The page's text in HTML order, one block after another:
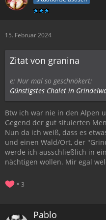
15. Februar 2024
Zitat von granina
e: Nur mal so geschnökert:
Günstigstes Chalet in
Btw ich war nie in den Alpen
Gegend der gut situierten
Nun da ich weiß, dass es
und einen Wald/Ort, der
werde ich ausschließlich in
nächtigen wollen. Mir egal
3
Pablo